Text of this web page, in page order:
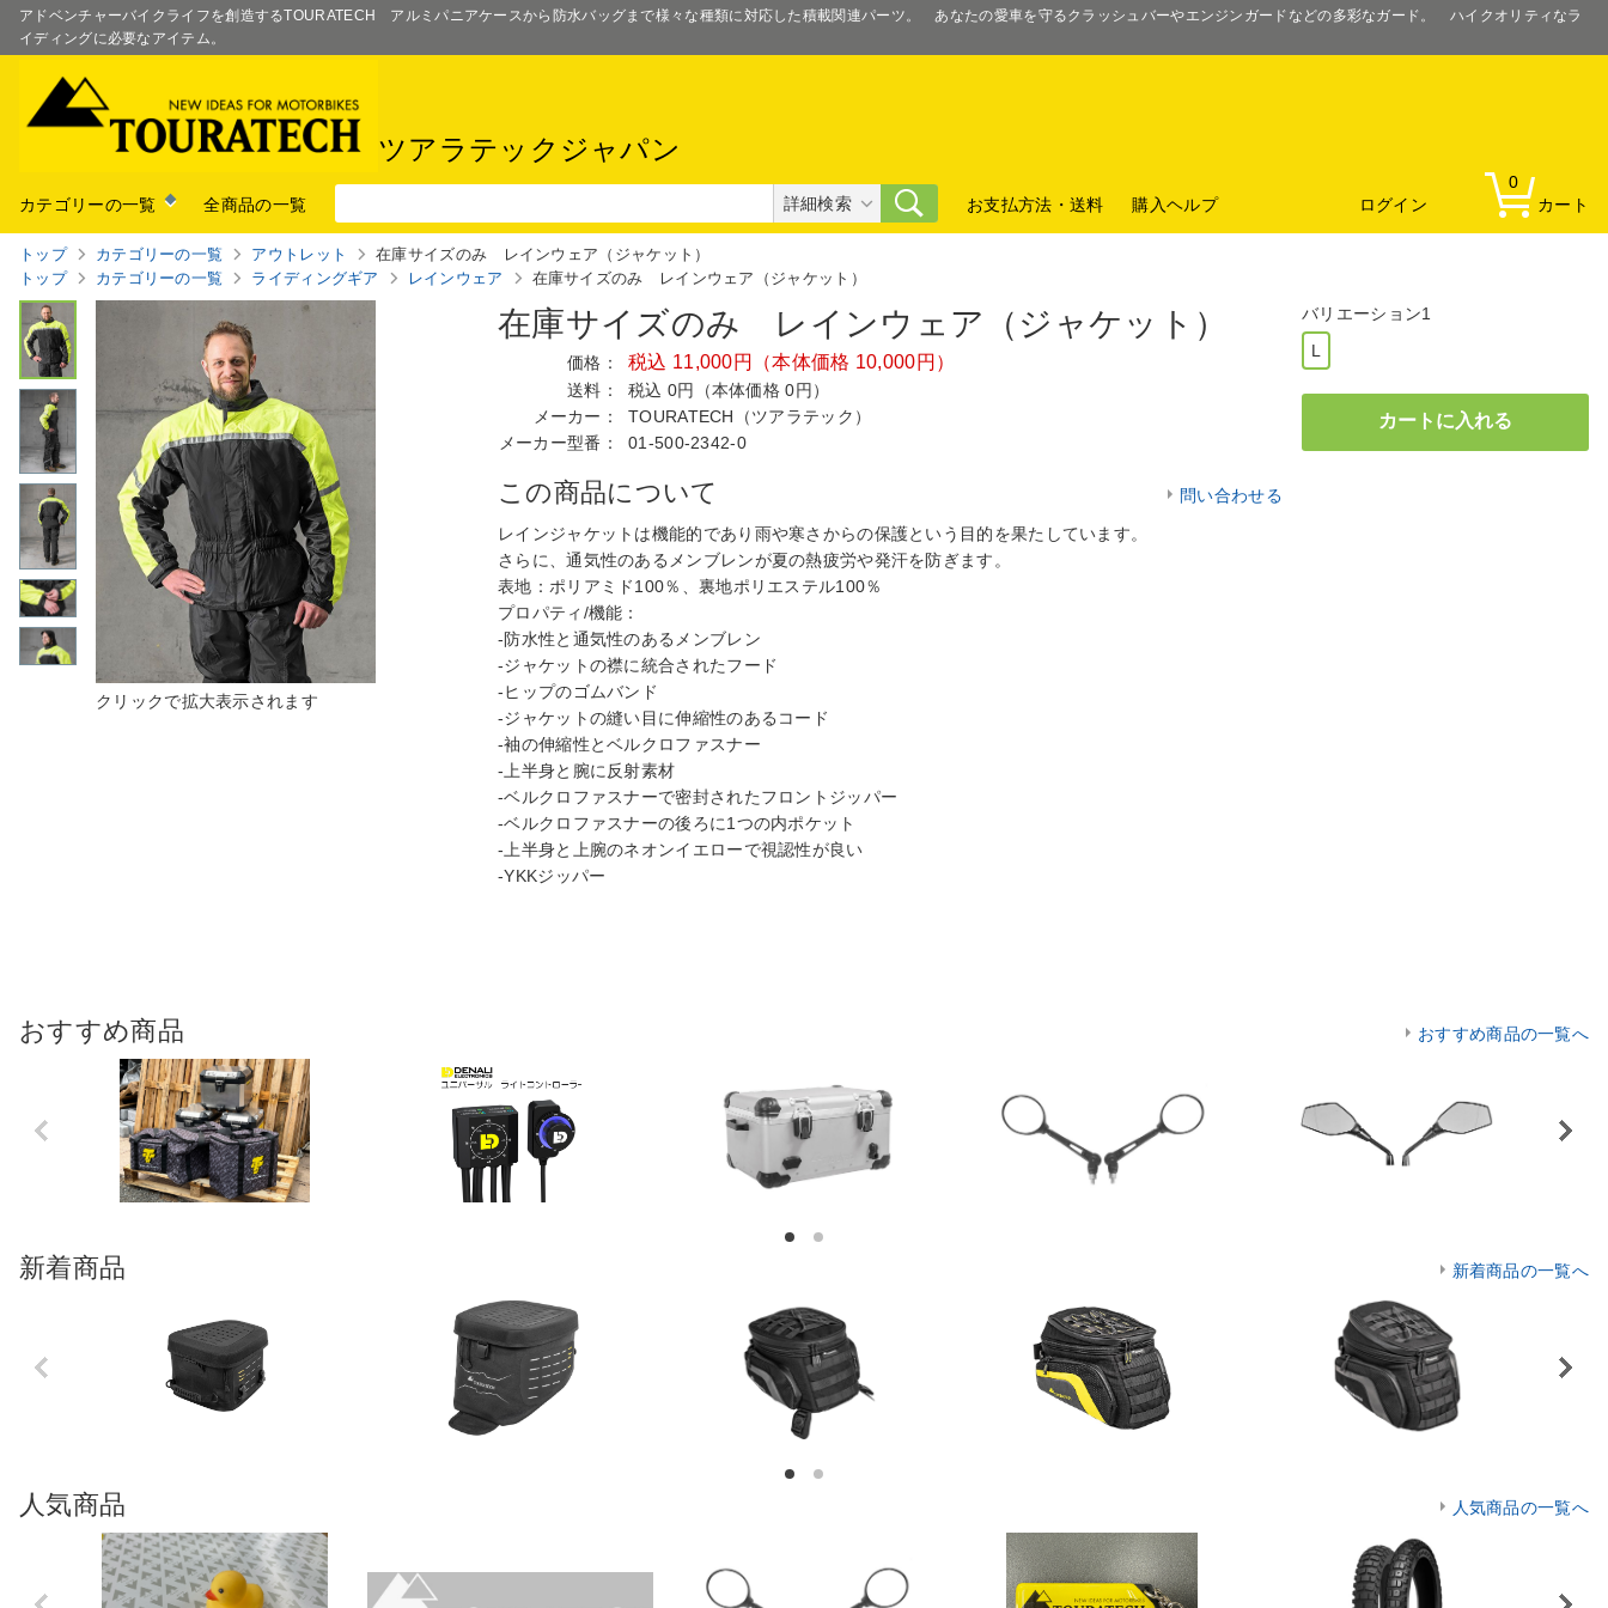
アドベンチャーバイクライフを創造するTOURATECH アルミパニアケースから防水バッグまで様々な種類に対応した積載関連パーツ。 あなたの愛車を守るクラッシュバーやエンジンガードなどの多彩なガード。 ハイクオリティなラ
イディングに必要なアイテム。
ツアラテックジャパン
カテゴリーの一覧 全商品の一覧 ログイン カート
0
お支払方法・送料
購入ヘルプ
詳細検索
トップ カテゴリーの一覧 アウトレット
在庫サイズのみ レインウェア（ジャケット）
トップ
カテゴリーの一覧 ライディングギア レインウェア 在庫サイズのみ レインウェア（ジャケット）
バリエーション1
L
在庫サイズのみ レインウェア（ジ ャケット）
価格： 税込 11,000円（本体価格 10,000円）
送料：
税込 0円（本体価格 0円）
メーカー：
TOURATECH（ツアラテック）
メーカー型番：
01-500-2342-0
この商品について
問い合わせる
レインジャケットは機能的であり雨や寒さからの保護という目的を果たしています。
さらに、通気性のあるメンブレンが夏の熱疲労や発汗を防ぎます。
表地：ポリアミド100％、裏地ポリエステル100％
プロパティ/機能：
-防水性と通気性のあるメンブレン
-ジャケットの襟に統合されたフード
-ヒップのゴムバンド
-ジャケットの縫い目に伸縮性のあるコード
-袖の伸縮性とベルクロファスナー
-上半身と腕に反射素材
-ベルクロファスナーで密封されたフロントジッパー
-ベルクロファスナーの後ろに1つの内ポケット
-上半身と上腕のネオンイエローで視認性が良い
-YKKジッパー
おすすめ商品 おすすめ商品の一覧へ
Previo
us
Next
1 2
新着商品 新着商品の一覧へ
Previo
us
Next
1 2
人気商品 人気商品の一覧へ
Previo
Next